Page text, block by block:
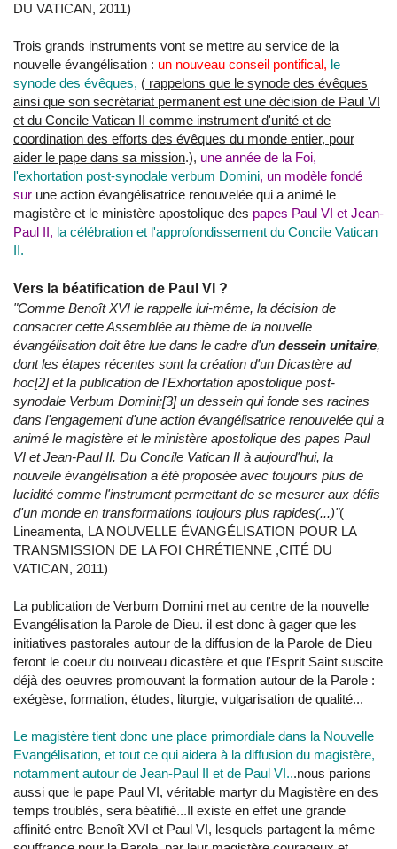
DU VATICAN, 2011)
Trois grands instruments vont se mettre au service de la
nouvelle évangélisation : un nouveau conseil pontifical, le
synode des évêques, ( rappelons que le synode des évêques
ainsi que son secrétariat permanent est une décision de Paul VI
et du Concile Vatican II comme instrument d'unité et de
coordination des efforts des évêques du monde entier, pour
aider le pape dans sa mission.), une année de la Foi,
l'exhortation post-synodale verbum Domini, un modèle fondé
sur une action évangélisatrice renouvelée qui a animé le
magistère et le ministère apostolique des papes Paul VI et Jean-
Paul II, la célébration et l'approfondissement du Concile Vatican
II.
Vers la béatification de Paul VI ?
"Comme Benoît XVI le rappelle lui-même, la décision de
consacrer cette Assemblée au thème de la nouvelle
évangélisation doit être lue dans le cadre d'un dessein unitaire,
dont les étapes récentes sont la création d'un Dicastère ad
hoc[2] et la publication de l'Exhortation apostolique post-
synodale Verbum Domini;[3] un dessein qui fonde ses racines
dans l'engagement d'une action évangélisatrice renouvelée qui a
animé le magistère et le ministère apostolique des papes Paul
VI et Jean-Paul II. Du Concile Vatican II à aujourd'hui, la
nouvelle évangélisation a été proposée avec toujours plus de
lucidité comme l'instrument permettant de se mesurer aux défis
d'un monde en transformations toujours plus rapides(...)"(
Lineamenta, LA NOUVELLE ÉVANGÉLISATION POUR LA
TRANSMISSION DE LA FOI CHRÉTIENNE ,CITÉ DU
VATICAN, 2011)
La publication de Verbum Domini met au centre de la nouvelle
Evangélisation la Parole de Dieu. il est donc à gager que les
initiatives pastorales autour de la diffusion de la Parole de Dieu
feront le coeur du nouveau dicastère et que l'Esprit Saint suscite
déjà des oeuvres promouvant la formation autour de la Parole :
exégèse, formation, études, liturgie, vulgarisation de qualité...
Le magistère tient donc une place primordiale dans la Nouvelle
Evangélisation, et tout ce qui aidera à la diffusion du magistère,
notamment autour de Jean-Paul II et de Paul VI...nous parions
aussi que le pape Paul VI, véritable martyr du Magistère en des
temps troublés, sera béatifié...Il existe en effet une grande
affinité entre Benoît XVI et Paul VI, lesquels partagent la même